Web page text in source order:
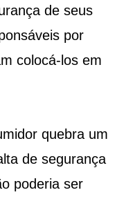
de seus
por
colocá-los em
quebra um
de segurança
poderia ser